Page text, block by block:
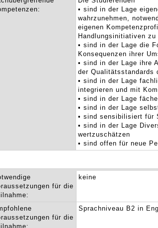
• sind in der Lage
wahrzunehmen,
eigenen
Handlungsinitiativen
• sind in der Lage die
Konsequenzen ihrer
• sind in der Lage ihre
der Qualitätsstandards
• sind in der Lage
integrieren und mit
• sind in der Lage
• sind in der Lage
• sind sensibilisiert für
• sind in der Lage
wertzuschätzen
• sind offen für neue
für die
keine
für die
Sprachniveau B2 in